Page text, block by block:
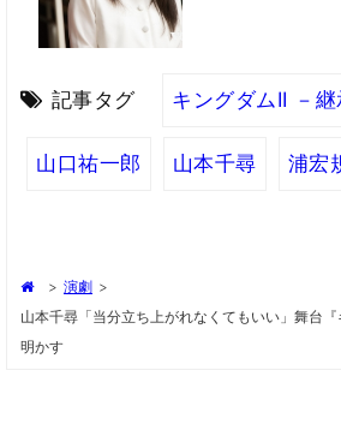
記事タグ キングダムII －継
山口祐一郎 山本千尋 浦宏
> 演劇 >
山本千尋「当分立ち上がれなくてもいい」舞台
明かす